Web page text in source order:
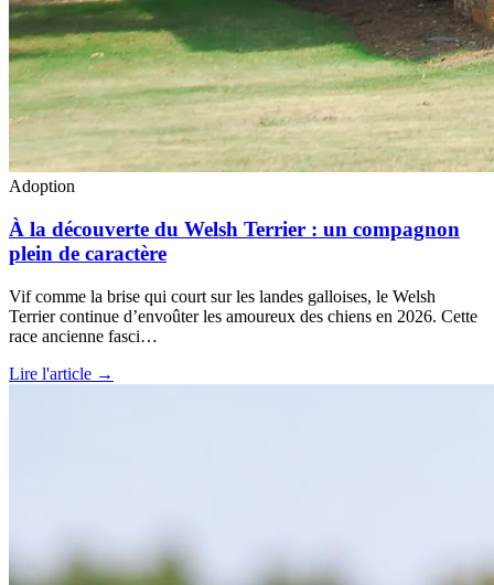
Adoption
À la découverte du Welsh Terrier : un compagnon
plein de caractère
Vif comme la brise qui court sur les landes galloises, le Welsh
Terrier continue d’envoûter les amoureux des chiens en 2026. Cette
race ancienne fasci…
Lire l'article →